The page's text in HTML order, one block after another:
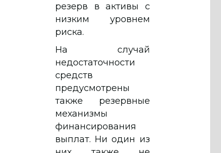
резерв в активы с
низким уровнем
риска.
На случай
недостаточности
средств
предусмотрены
также резервные
механизмы
финансирования
выплат. Ни один из